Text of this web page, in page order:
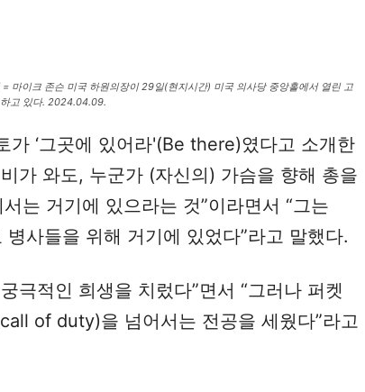
마이크 존슨 미국 하원의장이 29일(현지시간) 미국 의사당 중앙홀에서 열린 고
고 있다. 2024.04.09.
가 ‘그곳에 있어라'(Be there)였다고 소개한
가 와도, 누군가 (자신의) 가슴을 향해 총을
는 거기에 있으라는 것”이라면서 “그는
사들을 위해 거기에 있었다”라고 말했다.
극적인 희생을 치렀다”면서 “그러나 퍼켓
of duty)을 넘어서는 전공을 세웠다”라고